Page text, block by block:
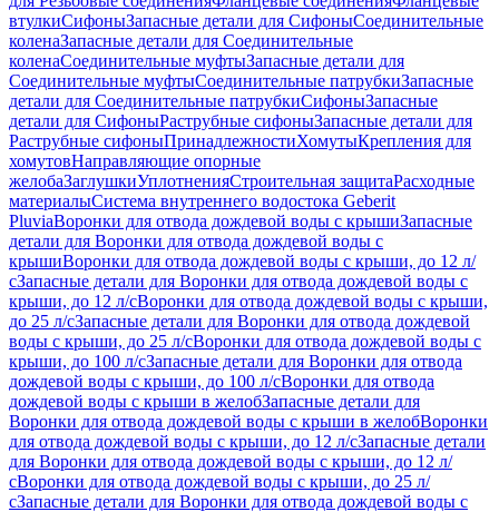
втулкиСифоныЗапасные детали для СифоныСоединительные
коленаЗапасные детали для Соединительные
коленаСоединительные муфтыЗапасные детали для
Соединительные муфтыСоединительные патрубкиЗапасные
детали для Соединительные патрубкиСифоныЗапасные
детали для СифоныРаструбные сифоныЗапасные детали для
Раструбные сифоныПринадлежностиХомутыКрепления для
хомутовНаправляющие опорные
желобаЗаглушкиУплотненияСтроительная защитаРасходные
материалыСистема внутреннего водостока Geberit
PluviaВоронки для отвода дождевой воды с крышиЗапасные
детали для Воронки для отвода дождевой воды с
крышиВоронки для отвода дождевой воды с крыши, до 12 л/
сЗапасные детали для Воронки для отвода дождевой воды с
крыши, до 12 л/сВоронки для отвода дождевой воды с крыши,
до 25 л/сЗапасные детали для Воронки для отвода дождевой
воды с крыши, до 25 л/сВоронки для отвода дождевой воды с
крыши, до 100 л/сЗапасные детали для Воронки для отвода
дождевой воды с крыши, до 100 л/сВоронки для отвода
дождевой воды с крыши в желобЗапасные детали для
Воронки для отвода дождевой воды с крыши в желобВоронки
для отвода дождевой воды с крыши, до 12 л/сЗапасные детали
для Воронки для отвода дождевой воды с крыши, до 12 л/
сВоронки для отвода дождевой воды с крыши, до 25 л/
сЗапасные детали для Воронки для отвода дождевой воды с